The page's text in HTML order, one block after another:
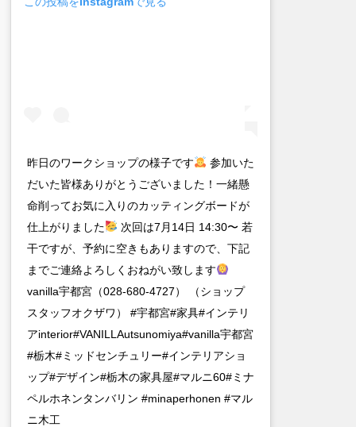
昨日のワークショップの様子です
参加いた
だいた皆様ありがとうございました！一緒懸
命削ってお気に入りのカッティングボードが
仕上がりました
次回は7月14日 14:30〜 若
干ですが、予約に空きもありますので、下記
までご連絡よろしくおねがい致します
vanilla宇都宮（028-680-4727） （ショップ
スタッフオクザワ） #宇都宮#家具#インテリ
アinterior#VANILLAutsunomiya#vanilla宇都宮
#栃木#ミッドセンチュリー#インテリアショ
ップ#デザイン#栃木の家具屋#マルニ60#ミナ
ペルホネンタンバリン #minaperhonen #マル
ニ木工